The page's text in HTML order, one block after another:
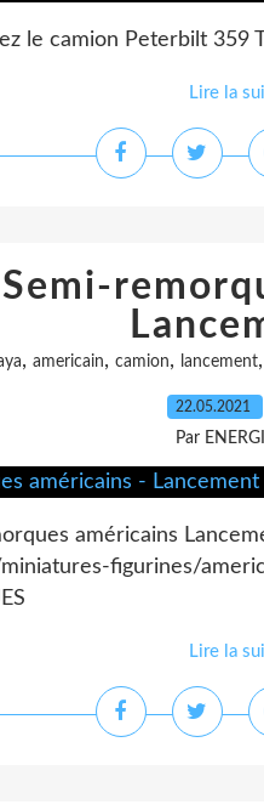
le camion Peterbilt 359
Lire la
Semi-
, americain, camion, lancement,
22.05.2021
Par
américains
figurines/
Lire la